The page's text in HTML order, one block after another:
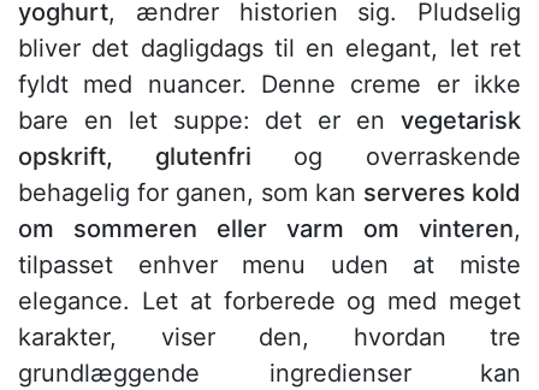
yoghurt, ændrer historien sig. Pludselig
bliver det dagligdags til en elegant, let ret
fyldt med nuancer. Denne creme er ikke
bare en let suppe: det er en vegetarisk
opskrift, glutenfri og overraskende
behagelig for ganen, som kan serveres kold
om sommeren eller varm om vinteren,
tilpasset enhver menu uden at miste
elegance. Let at forberede og med meget
karakter, viser den, hvordan tre
grundlæggende ingredienser kan